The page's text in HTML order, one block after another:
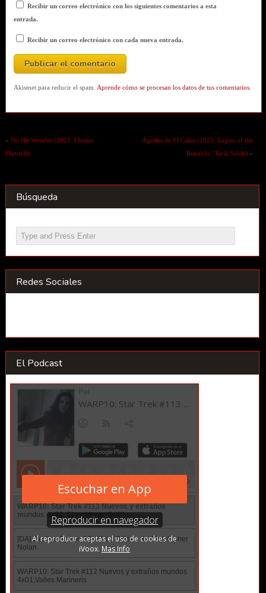
Recibir un correo electrónico con los siguientes comentarios a esta
entrada.
Recibir un correo electrónico con cada nueva entrada.
Akismet para reducir el spam. Aprende cómo se procesan los datos de tus comentarios.
« No Hit Wonder (2025. Florian
Dietrich)
Águilas de El Cairo (2025. Eagles of the
Republic. Tarik Saleh) »
Búsqueda
Redes Sociales
El Podcast